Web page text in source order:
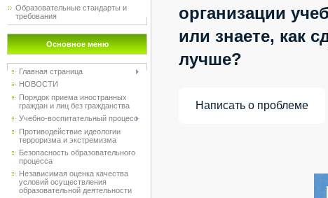
Образовательные стандарты и
требования
Основное меню
Главная страница
НОВОСТИ
Порядок приема иностранных
граждан и лиц без гражданства
Учебно-воспитательный процесс
Противодействие идеологии
терроризма и экстремизма
Безопасность образовательного
процесса
Независимая оценка качества
условий осуществления
образовательной деятельности
организации
или знаете, как
лучше?
Написать о проблеме